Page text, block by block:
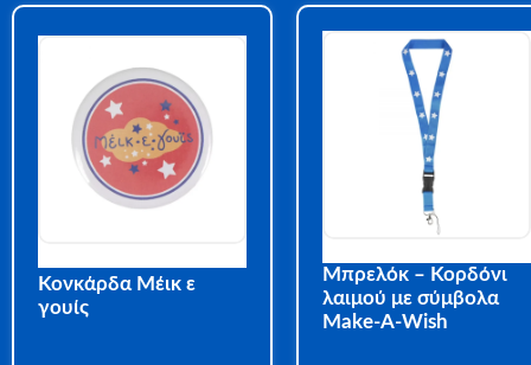
Κονκάρδα Μέικ ε
γουίς
Μπρελόκ – Κορδόνι
λαιμού με σύμβολα
Make-A-Wish